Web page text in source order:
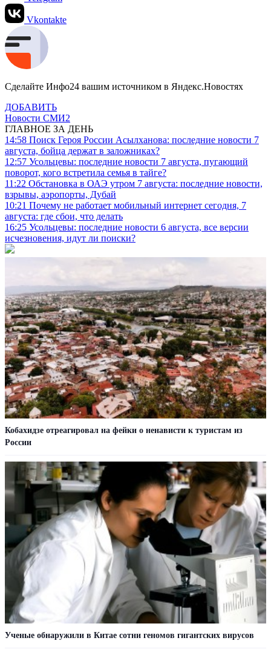
Vkontakte
Сделайте Инфо24 вашим источником в Яндекс.Новостях
ДОБАВИТЬ
Новости СМИ2
ГЛАВНОЕ ЗА ДЕНЬ
14:58 Поиск Героя России Асылханова: последние новости 7
августа, бойца держат в заложниках?
12:57 Усольцевы: последние новости 7 августа, пугающий
поворот, кого встретила семья в тайге?
11:22 Обстановка в ОАЭ утром 7 августа: последние новости,
взрывы, аэропорты, Дубай
10:21 Почему не работает мобильный интернет сегодня, 7
августа: где сбои, что делать
16:25 Усольцевы: последние новости 6 августа, все версии
исчезновения, идут ли поиски?
Кобахидзе отреагировал на фейки о ненависти к туристам из
России
Ученые обнаружили в Китае сотни геномов гигантских вирусов